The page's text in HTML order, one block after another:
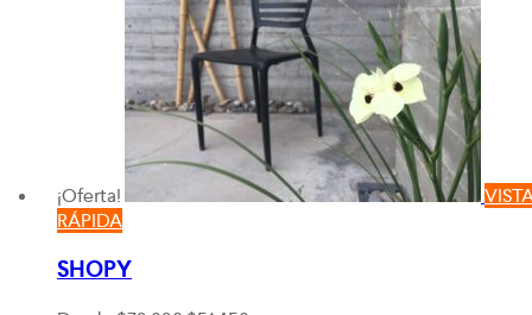
¡Oferta!
RÁPIDA
SHOPY